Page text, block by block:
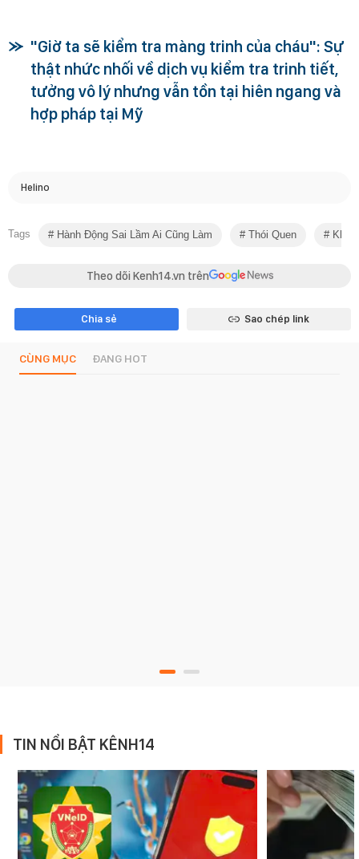
"Giờ ta sẽ kiểm tra màng trinh của cháu": Sự
thật nhức nhối về dịch vụ kiểm tra trinh tiết,
tưởng vô lý nhưng vẫn tồn tại hiên ngang và
hợp pháp tại Mỹ
Helino
Tags Hành Động Sai Lầm Ai Cũng Làm Thói Quen
Theo dõi Kenh14.vn trên
Chia sẻ Sao chép link
CÙNG MỤC ĐANG HOT
TIN NỔI BẬT KÊNH14